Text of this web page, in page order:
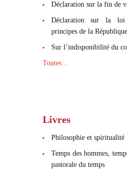
Déclaration sur la fin de
Déclaration sur la
principes de la
Sur l’indisponibilité du
Toutes…
Livres
Philosophie et spiritualité
Temps des hommes,
pastorale du temps